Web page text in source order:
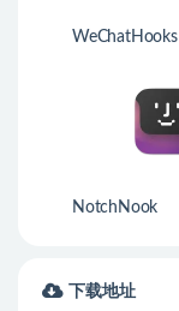
WeChatHooks
NotchNook
下载地址